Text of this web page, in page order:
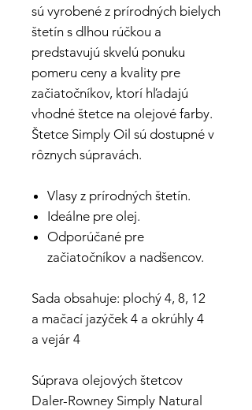
sú vyrobené z prírodných bielych
štetín s dlhou rúčkou a
predstavujú skvelú ponuku
pomeru ceny a kvality pre
začiatočníkov, ktorí hľadajú
vhodné štetce na olejové farby.
Štetce Simply Oil sú dostupné v
rôznych súpravách.
Vlasy z prírodných štetín.
Ideálne pre olej.
Odporúčané pre
začiatočníkov a nadšencov.
Sada obsahuje: plochý 4, 8, 12
a mačací jazýček 4 a okrúhly 4
a vejár 4
Súprava olejových štetcov
Daler-Rowney Simply Natural